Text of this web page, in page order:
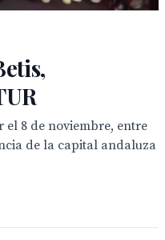
el 8 de noviembre, entre
de la capital andaluza